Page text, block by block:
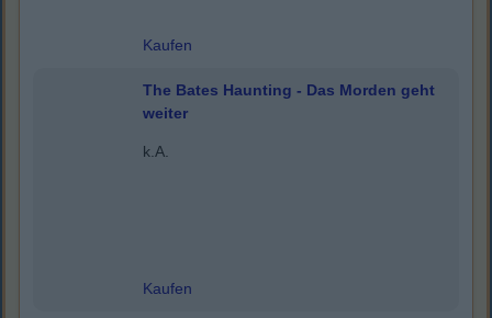
Kaufen
The Bates Haunting - Das Morden geht
weiter
k.A.
Kaufen